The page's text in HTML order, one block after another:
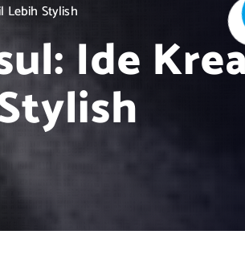
Lebih Stylish
Ide